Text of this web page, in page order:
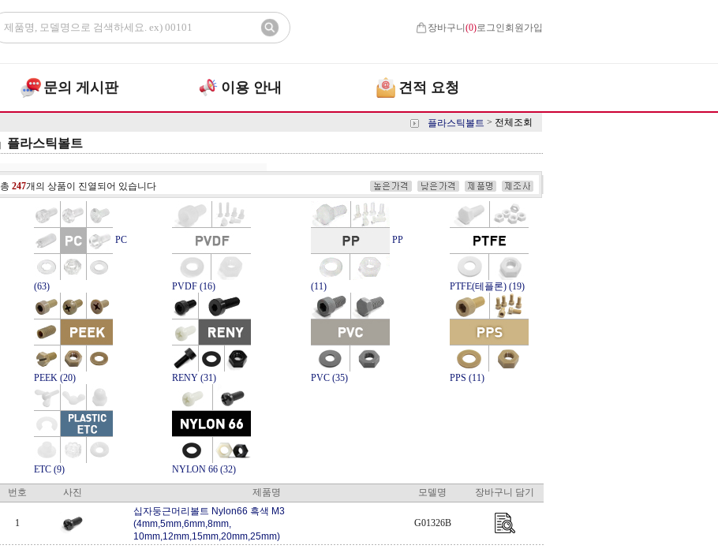
장바구니(0)로그인 회원가입
문의 게시판 이용 안내 견적 요청
플라스틱볼트 > 전체조회
플라스틱볼트
총 247개의 상품이 진열되어 있습니다
PC
(63) PVDF (16)
PP
(11) PTFE(테플론) (19)
PEEK (20) RENY (31) PVC (35) PPS (11)
ETC (9) NYLON 66 (32)
번호 사진 제품명 모델명 장바구니 담기
1
십자둥근머리볼트 Nylon66 흑색 M3
(4mm,5mm,6mm,8mm,
10mm,12mm,15mm,20mm,25mm)
G01326B